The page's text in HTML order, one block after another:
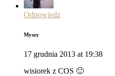
Odpowiedz
Myszy
17 grudnia 2013 at 19:38
wisiorek z COS 🙂